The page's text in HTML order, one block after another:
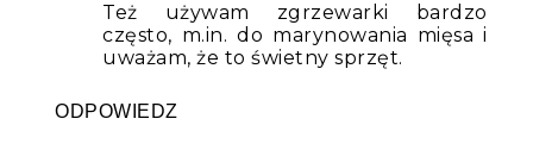
Też używam zgrzewarki bardzo
często, m.in. do marynowania mięsa i
uważam, że to świetny sprzęt.
ODPOWIEDZ